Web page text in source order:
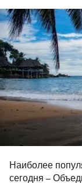
Наиболее
сегодня –